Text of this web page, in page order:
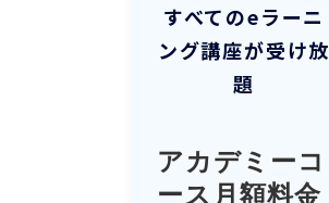
すべてのeラーニ
ング講座が受け放
題
アカデミーコ
ース月額料金